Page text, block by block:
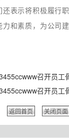
表示将积极履行
力和素质，为公司
召开员工
召开员工
返回首页 关闭页面